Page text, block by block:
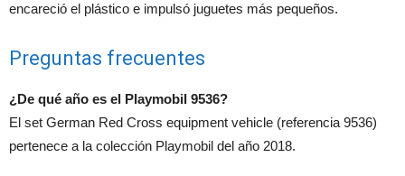
encareció el plástico e impulsó juguetes más pequeños.
Preguntas frecuentes
¿De qué año es el Playmobil 9536?
El set German Red Cross equipment vehicle (referencia 9536)
pertenece a la colección Playmobil del año 2018.